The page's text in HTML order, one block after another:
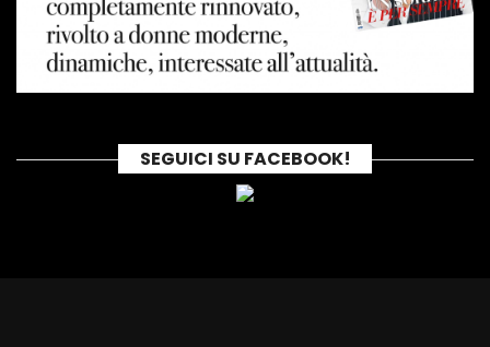
SEGUICI SU FACEBOOK!